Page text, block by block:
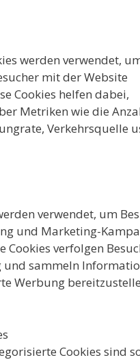
werden verwendet,
mit der Website
Cookies helfen dabei,
Metriken wie die
Verkehrsquelle
verwendet, um
und Marketing-
Cookies verfolgen
und sammeln
Werbung
Cookies sind